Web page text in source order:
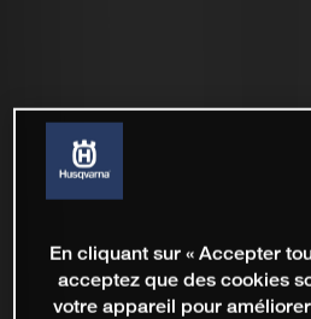
En cliquant sur « Accepter
acceptez que des cookies
votre appareil pour